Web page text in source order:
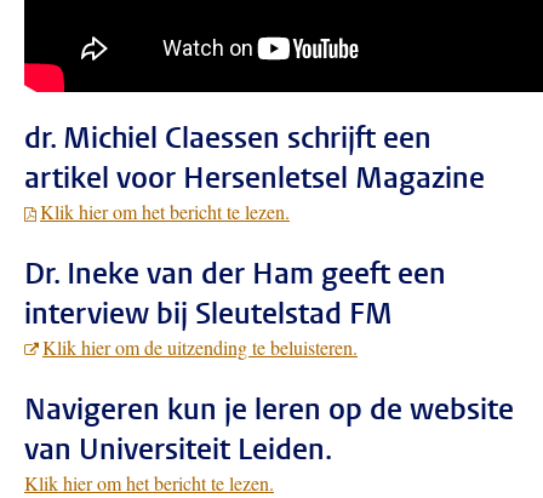
dr. Michiel Claessen schrijft een
artikel voor Hersenletsel Magazine
Klik hier om het bericht te lezen.
Dr. Ineke van der Ham geeft een
interview bij Sleutelstad FM
Klik hier om de uitzending te beluisteren.
Navigeren kun je leren op de website
van Universiteit Leiden.
Klik hier om het bericht te lezen.